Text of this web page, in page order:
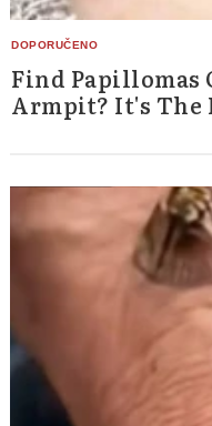
Find Papillomas
Armpit? It's The